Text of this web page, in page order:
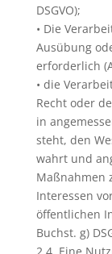
DSGVO);
• Die
Ausübung
erforderlich
• die
Recht oder
in
steht, den
wahrt und
Maßnahmen
Interessen
öffentlichen
Buchst. g)